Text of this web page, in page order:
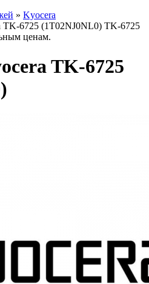
» Kyocera
TK-6725 (1T02NJ0NL0) TK-6725
ценам.
TK-6725